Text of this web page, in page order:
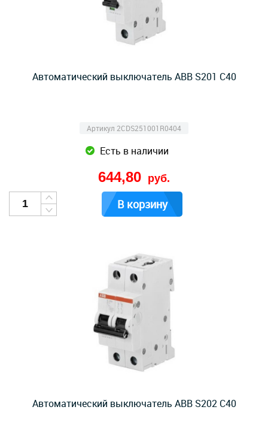
Автоматический выключатель ABB S201 C40
Артикул 2CDS251001R0404
Есть в наличии
644,80 руб.
В корзину
Автоматический выключатель ABB S202 C40